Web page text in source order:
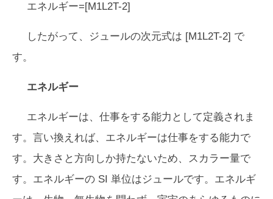
エネルギー=[M1L2T-2]
したがって、ジュールの次元式は [M1L2T-2] で
す。
エネルギー
エネルギーは、仕事をする能力として定義されま
す。言い換えれば、エネルギーは仕事をする能力で
す。大きさと方向しか持たないため、スカラー量で
す。エネルギーの SI 単位はジュールです。エネルギ